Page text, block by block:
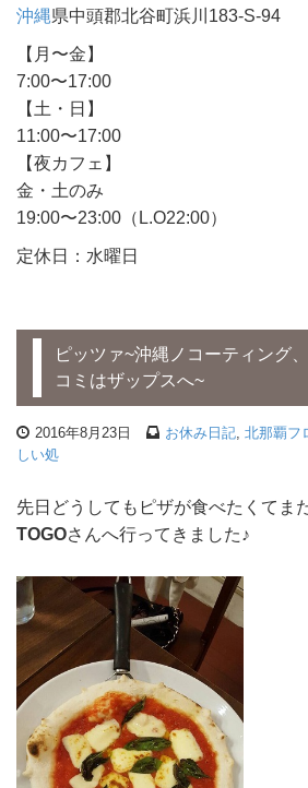
沖縄県中頭郡北谷町浜川183-S-94
【月〜金】
7:00〜17:00
【土・日】
11:00〜17:00
【夜カフェ】
金・土のみ
19:00〜23:00（L.O22:00）
定休日：水曜日
ピッツァ~沖縄ノコーティング
コミはザップスへ~
2016年8月23日 お休み日記 北那覇フ
しい処
先日どうしてもピザが食べたくてま
TOGOさんへ行ってきました♪